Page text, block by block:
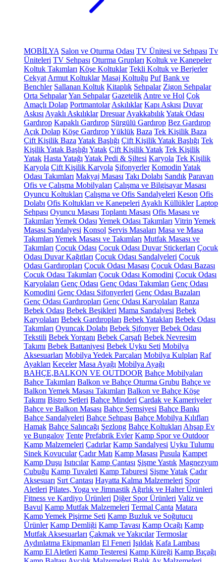
MOBİLYA Salon ve Oturma Odası TV Ünitesi ve Sehpası Tv
Üniteleri TV Sehpası Oturma Grupları Koltuk ve Kanepeler
Koltuk Takımları Köşe Koltuklar Tekli Koltuk ve Berjerler
Çekyat Armut Koltuklar Masaj Koltuğu Puf Bank ve
Benchler Sallanan Koltuk Kitaplık Sehpalar Zigon Sehpalar
Orta SehpalarYan Sehpalar Gazetelik Antre ve Hol Çok
Amaçlı Dolap Portmantolar Askılıklar Kapı Askısı Duvar
Askısı Ayaklı Askılıklar Dresuar AyakkabılıkYatak Odası
Gardırop Kapaklı Gardırop Sürgülü Gardırop Bez Gardırop
Açık Dolap Köşe GardıropYüklük Baza Tek Kişilik Baza
Çift Kişilik Baza Yatak Başlığı Çift Kişilik Yatak Başlığı Tek
Kişilik Yatak Başlığı Yatak Çift Kişilik Yatak Tek Kişilik
Yatak Hasta Yatağı Yatak Pedi & Şiltesi Karyola Tek Kişilik
Karyola Çift Kişilik Karyola Şifonyerler Komodin Yatak
Odası Takımları Makyaj Masası Takı Dolabı Sandık Paravan
Ofis ve Çalışma Mobilyaları Çalışma ve Bilgisayar Masası
Oyuncu Koltukları Çalışma ve Ofis Sandalyeleri Keson Ofis
Dolabı Ofis Koltukları ve Kanepeleri Ayaklı Küllükler Laptop
Sehpası Oyuncu Masası Toplantı Masası Ofis Masası ve
Takımları Yemek Odası Yemek Odası Takımları Vitrin Yemek
Masası Sandalyesi Konsol Servis Masaları Masa ve Masa
Takımları Yemek Masası ve Takımları Mutfak Masası ve
Takımları Çocuk Odası Çocuk Odası Duvar Stickerları Çocuk
Odası Duvar Kağıtları Çocuk Odası Sandalyeleri Çocuk
Odası Gardıropları Çocuk Odası Masası Çocuk Odası Bazası
Çocuk Odası Takımları Çocuk Odası Komodini Çocuk Odası
Karyolaları Genç Odası Genç Odası Takımları Genç Odası
Komodini Genç Odası Şifonyerleri Genç Odası Bazaları
Genç Odası Gardıropları Genç Odası Karyolaları Ranza
Bebek Odası Bebek Beşikleri Mama Sandalyesi Bebek
Karyolaları Bebek Gardıropları Bebek Yatakları Bebek Odası
Takımları Oyuncak Dolabı Bebek Şifonyer Bebek Odası
Tekstili Bebek Yorganı Bebek Çarşafı Bebek Nevresim
Takımı Bebek Battaniyesi Bebek Uyku Seti Mobilya
Aksesuarları Mobilya Yedek Parçaları Mobilya Kulpları Raf
Ayakları Keçeler Masa Ayağı Mobilya Ayağı
BAHÇE,BALKON VE OUTDOOR Bahçe Mobilyaları
Bahçe Takımları Balkon ve Bahçe Oturma Grubu Bahçe ve
Balkon Yemek Masası Takımları Balkon ve Bahçe Köşe
Takımı Bistro Setleri Bahçe Minderi Çardak ve Kameriyeler
Bahçe ve Balkon Masası Bahçe Şemsiyesi Bahçe Bankı
Bahçe Sandalyeleri Bahçe Sehpası Bahçe Mobilya Kılıfları
Hamak Bahçe Salıncağı Şezlong Bahçe Koltukları Ahşap Ev
ve Bungalov Tente Prefabrik Evler Kamp Spor ve Outdoor
Kamp Malzemeleri Çadırlar Kamp Sandalyesi Uyku Tulumu
Sinek Kovucular Çadır Matı Kamp Masası Pusula Kampet
Kamp Duşu Isıtıcılar Kamp Çantası Şişme Yastık Magnezyum
Çubuğu Kamp Tuvaleti Kamp Taburesi Şişme Yatak Çadır
Aksesuarı Sırt Çantası Hayatta Kalma Malzemeleri Spor
Aletleri Pilates, Yoga ve Jimnastik Ağırlık ve Halter Ürünleri
Fitness ve Kardiyo Ürünleri Diğer Spor Ürünleri Valiz ve
Bavul Kamp Mutfak Malzemeleri Termal Çanta Matara
Kamp Yemek Pişirme Seti Kamp Buzluk ve Soğutucu
Ürünler Kamp Demliği Kamp Tavası Kamp Ocağı Kamp
Mutfak Aksesuarları Çakmak ve Yakıcılar Termoslar
Aydınlatma Ekipmanları El Feneri Işıldak Kafa Lambası
Kamp El Aletleri Kamp Testeresi Kamp Küreği Kamp Bıçağı